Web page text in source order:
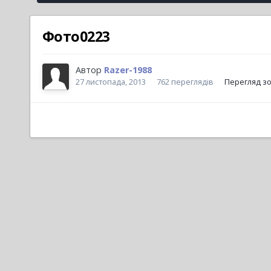
Фото0223
Автор Razer-1988
27 листопада, 2013 762 переглядів Перегляд